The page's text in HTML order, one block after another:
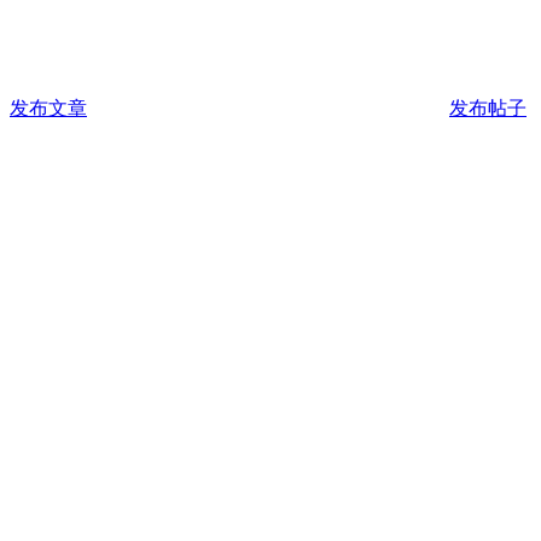
发布文章 发布帖子